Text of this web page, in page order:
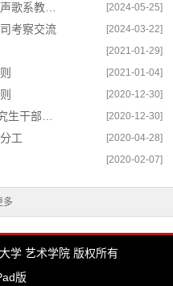
[2024-05-25]
考察交流 [2024-03-22]
[2021-01-29]
[2021-01-04]
[2020-12-30]
[2020-12-30]
工 [2020-04-28]
[2020-02-07]
多
学 艺术学院 版权所有
版